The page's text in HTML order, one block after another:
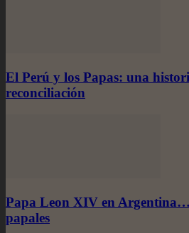
El Perú y los Papas: una
reconciliación
Papa Leon XIV en
papales